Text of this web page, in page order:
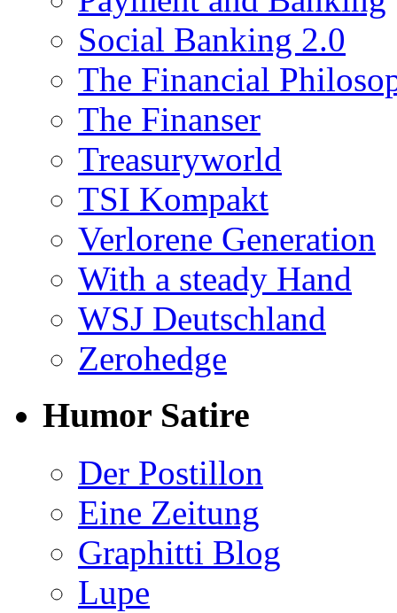
Social Banking 2.0
The Financial
The Finanser
Treasuryworld
TSI Kompakt
Verlorene Generation
With a steady Hand
WSJ Deutschland
Zerohedge
Humor Satire
Der Postillon
Eine Zeitung
Graphitti Blog
Lupe